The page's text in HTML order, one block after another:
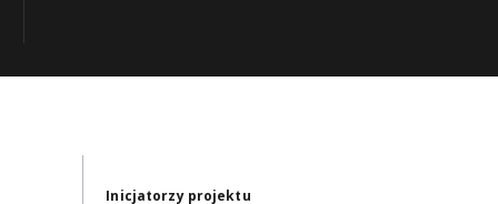
Inicjatorzy projektu